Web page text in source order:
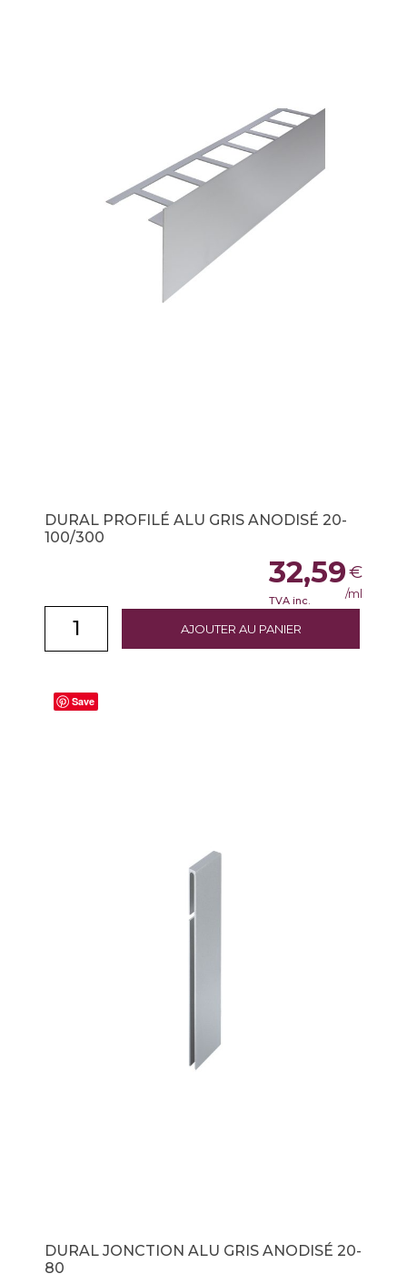
DURAL PROFILÉ ALU GRIS ANODISÉ 20-
100/300
AJOUTER AU PANIER
32,59€
TVA inc. /ml
Save
DURAL JONCTION ALU GRIS ANODISÉ 20-
80